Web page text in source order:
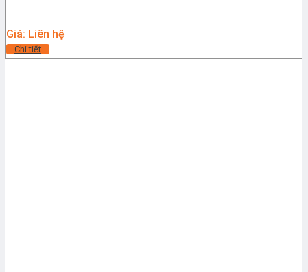
Giá: Liên hệ
Chi tiết